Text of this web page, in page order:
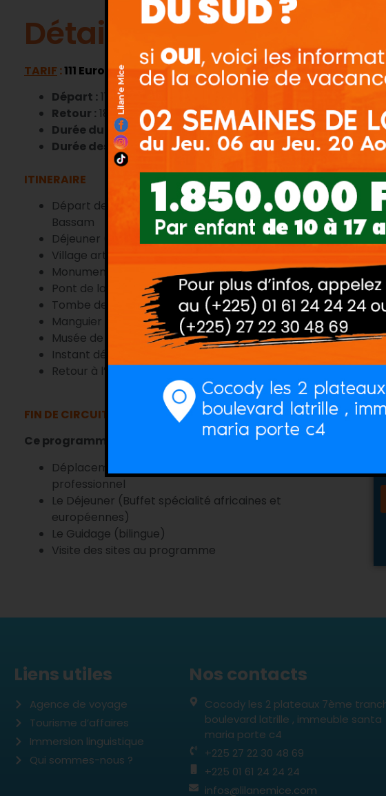
Détails du circuit
TARIF:111 Euro soit 72.778 Fcfa
Départ : 11h00
Retour : 18h00
Durée du circuit :420mn, soit 7h00
Durée des visites :300mn, soit 5h
ITINERAIRE
Départ de Liliane Mice au 2 Plateau-Cocody pour
Bassam
Déjeuner (90 mn)
Village artisanal (60mn)
Monument des femmes (05mn)
Pont de la victoire (05mn)
Tombe de Marcel Treich-Laplene (05mn)
Manguier centenaires (05mn)
Musée de costumes (40mn)
Instant détente (Plage) 90mn
Retour à l’ENSEA
FIN DE CIRCUIT
Ce programme prend en compte :
Déplacement en mini car climatisé avec chauffeur
professionnel
Le Déjeuner (Buffet spécialité africaines et
européennes)
Le Guidage (bilingue)
Visite des sites au programme
Liens utiles
Agence de voyage
Tourisme d’affaires
Immersion linguistique
Qui sommes-nous ?
Nos contacts
Cocody les 2 plateaux 7ème
boulevard latrille , immeuble santa
maria porte c4
+225 27 22 30 48 69
+225 01 61 24 24 24
infos@lilanemice.com